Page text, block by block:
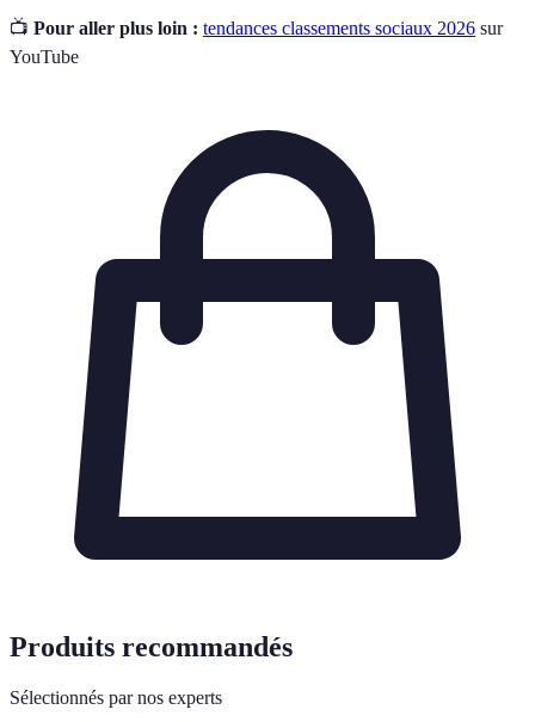
📺 Pour aller plus loin : tendances classements sociaux 2026 sur
YouTube
Produits recommandés
Sélectionnés par nos experts